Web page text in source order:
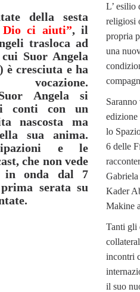
della sesta
Dio ci aiuti”, il
trasloca ad
Suor Angela
è cresciuta e ha
Angela si
conti con un
nascosta ma
sua anima.
e le
che non vede
in onda dal 7
serata su
L’ esilio
religiosi
propria
una
edizione
lo
6 delle
Kader
Makine
Tanti gli
incontri
il suo